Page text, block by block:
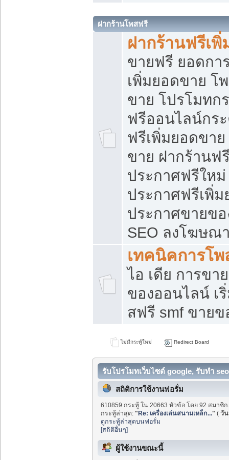
ฝากร้านโพสฟรี
ฝากร้านฟรีเ
ขายฟรี ยอดกา
เพิ่มยอดขาย โ
ขาย โปรโมทก
ฟรีออนไลน์กร
ฟรีเพิ่มยอดขา
ขาย ฝากร้านฟ
ประกาศฟรีใหม่
ประกาศฟรีเพิ่
ประกาศขายข
SEO ลงโฆษณ
เทคนิคการโ
ไอ เดีย การขา
ของออนไลน์ เ
สฟรี smf ขาย
ไม่มีกระทู้ใหม่ Redirect Board
รับโปรโมทเว็บไซต์ google, รับทำ
สถิติการใช้งานฟอรั่ม
610859 กระทู้ ใน 20663 หัวข้อ โดย 92 สมาชิ
กระทู้ล่าสุด:"Re: เครื่องเล่นสนามเหล็ก..." (วั
ดูกระทู้ล่าสุดบนฟอรั่ม
[สถิติอื่นๆ]
ผู้ใช้งานขณะนี้